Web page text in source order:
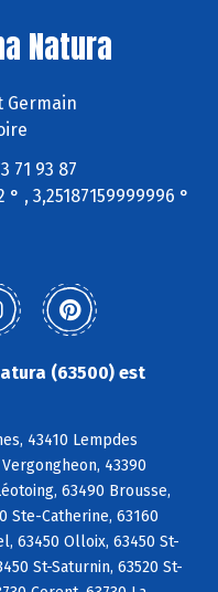
Natura
Germain
71 93 87
° , 3,25187159999996 °
(63500) est
43410 Lempdes
43390
63490 Brousse,
Ste-Catherine, 63160
63450 Olloix, 63450 St-
St-Saturnin, 63520 St-